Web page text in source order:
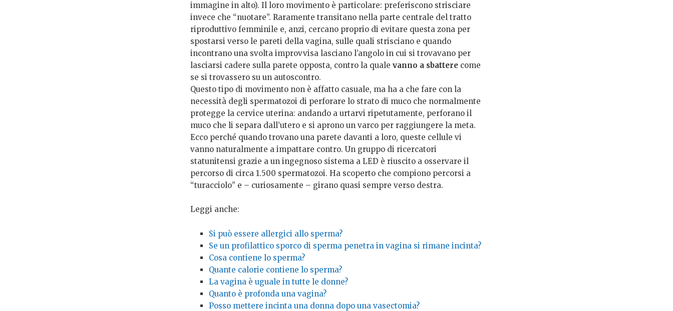
immagine in alto). Il loro movimento è particolare: preferiscono strisciare
invece che “nuotare”. Raramente transitano nella parte centrale del tratto
riproduttivo femminile e, anzi, cercano proprio di evitare questa zona per
spostarsi verso le pareti della vagina, sulle quali strisciano e quando
incontrano una svolta improvvisa lasciano l’angolo in cui si trovavano per
lasciarsi cadere sulla parete opposta, contro la quale vanno a sbatterecome
se si trovassero su un autoscontro.
Questo tipo di movimento non è affatto casuale, ma ha a che fare con la
necessità degli spermatozoi di perforare lo strato di muco che normalmente
protegge la cervice uterina: andando a urtarvi ripetutamente, perforano il
muco che li separa dall’utero e si aprono un varco per raggiungere la meta.
Ecco perché quando trovano una parete davanti a loro, queste cellule vi
vanno naturalmente a impattare contro. Un gruppo di ricercatori
statunitensi grazie a un ingegnoso sistema a LED è riuscito a osservare il
percorso di circa 1.500 spermatozoi. Ha scoperto che compiono percorsi a
“turacciolo” e – curiosamente – girano quasi sempre verso destra.
Leggi anche:
Si può essere allergici allo sperma?
Se un profilattico sporco di sperma penetra in vagina si rimane incinta?
Cosa contiene lo sperma?
Quante calorie contiene lo sperma?
La vagina è uguale in tutte le donne?
Quanto è profonda una vagina?
Posso mettere incinta una donna dopo una vasectomia?